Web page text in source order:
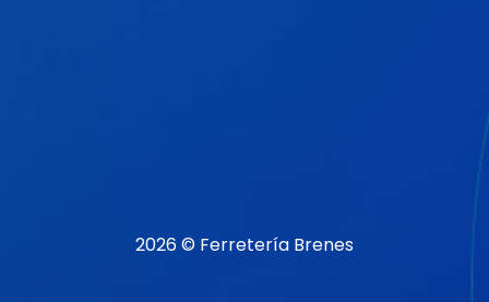
2026 © Ferretería Brenes